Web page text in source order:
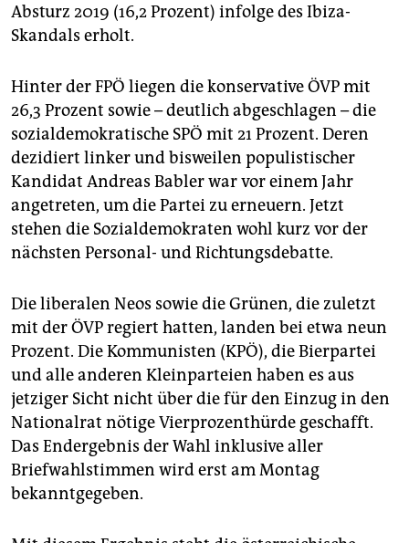
Absturz 2019 (16,2 Prozent) infolge des Ibiza-
Skandals erholt.
Hinter der FPÖ liegen die konservative ÖVP mit
26,3 Prozent sowie – deutlich abgeschlagen – die
sozialdemokratische SPÖ mit 21 Prozent. Deren
dezidiert linker und bisweilen populistischer
Kandidat Andreas Babler war vor einem Jahr
angetreten, um die Partei zu erneuern. Jetzt
stehen die Sozialdemokraten wohl kurz vor der
nächsten Personal- und Richtungsdebatte.
Die liberalen Neos sowie die Grünen, die zuletzt
mit der ÖVP regiert hatten, landen bei etwa neun
Prozent. Die Kommunisten (KPÖ), die Bierpartei
und alle anderen Kleinparteien haben es aus
jetziger Sicht nicht über die für den Einzug in den
Nationalrat nötige Vierprozenthürde geschafft.
Das Endergebnis der Wahl inklusive aller
Briefwahlstimmen wird erst am Montag
bekanntgegeben.